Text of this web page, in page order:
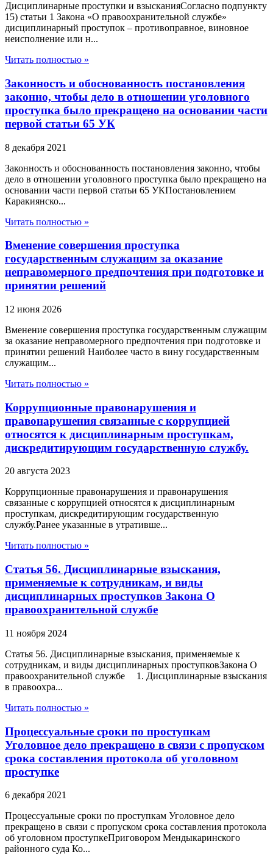
Дисциплинарные проступки и взысканияСогласно подпункту
15) статьи 1 Закона «О правоохранительной службе»
дисциплинарный проступок – противоправное, виновное
неисполнение или н...
Читать полностью »
Законность и обоснованность постановления
законно, чтобы дело в отношении уголовного
проступка было прекращено на основании части
первой статьи 65 УК
8 декабря 2021
Законность и обоснованность постановления законно, чтобы
дело в отношении уголовного проступка было прекращено на
основании части первой статьи 65 УКПостановлением
Каракиянско...
Читать полностью »
Вменение совершения проступка
государственным служащим за оказание
неправомерного предпочтения при подготовке и
принятии решений
12 июня 2026
Вменение совершения проступка государственным служащим
за оказание неправомерного предпочтения при подготовке и
принятии решений Наиболее часто в вину государственным
служащим...
Читать полностью »
Коррупционные правонарушения и
правонарушения связанные с коррупцией
относятся к дисциплинарным проступкам,
дискредитирующим государственную службу.
20 августа 2023
Коррупционные правонарушения и правонарушения
связанные с коррупцией относятся к дисциплинарным
проступкам, дискредитирующим государственную
службу.Ранее указанные в утративше...
Читать полностью »
Статья 56. Дисциплинарные взыскания,
применяемые к сотрудникам, и виды
дисциплинарных проступков Закона О
правоохранительной службе
11 ноября 2024
Статья 56. Дисциплинарные взыскания, применяемые к
сотрудникам, и виды дисциплинарных проступковЗакона О
правоохранительной службе 1. Дисциплинарные взыскания
в правоохра...
Читать полностью »
Процессуальные сроки по проступкам
Уголовное дело прекращено в связи с пропуском
срока составления протокола об уголовном
проступке
6 декабря 2021
Процессуальные сроки по проступкам Уголовное дело
прекращено в связи с пропуском срока составления протокола
об уголовном проступкеПриговором Мендыкаринского
районного суда Ко...